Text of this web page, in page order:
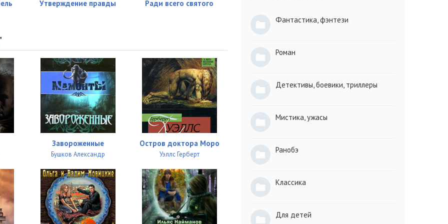
31:32
26:23
39:39
33:35
17:30
Утверждение правды Ради всего святого
"
Завороженные
Бушков Александр
Остров доктора Моро
Уэллс Герберт
Фантастика, фэнтези
Роман
Детективы, боевики, триллеры
Мистика, ужасы
Ранобэ
Классика
Для детей